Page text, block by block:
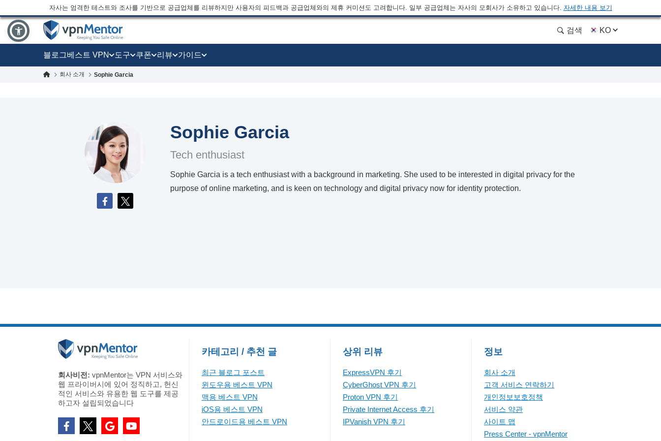
자사는 엄격한 테스트와 조사를 기반으로 공급업체를 리뷰하지만 사용자의 피드백과 공급업체와의 제휴 커미션도 고려합니다. 일부 공급업체는 자사의 모회사가 소유하고 있습니다. 자세한 내용 보기
검색 KO
블로그베스트 VPN 도구 쿠폰 리뷰 가이드
회사 소개 Sophie Garcia
Sophie Garcia
Tech enthusiast
Sophie Garcia is a tech enthusiast with a background in marketing. She used to be interested in digital privacy for the
purpose of online marketing, and is keen on technology and digital privacy now for identity protection.
회사비전: vpnMentor는 VPN 서비스와
웹 프라이버시에 있어 정직하고, 헌신
적인 서비스와 유용한 웹 도구를 제공
하고자 설립되었습니다
카테고리 / 추천 글
최근 블로그 포스트
윈도우용 베스트 VPN
맥용 베스트 VPN
iOS용 베스트 VPN
안드로이드용 베스트 VPN
상위 리뷰
ExpressVPN 후기
CyberGhost VPN 후기
Proton VPN 후기
Private Internet Access 후기
IPVanish VPN 후기
정보
회사 소개
고객 서비스 연락하기
개인정보보호정책
서비스 약관
사이트 맵
Press Center - vpnMentor